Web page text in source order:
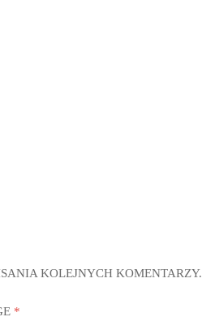
KOLEJNYCH KOMENTARZY.
*